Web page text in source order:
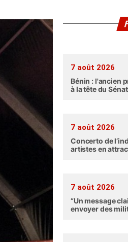
7 août 2026
Bénin : l'ancien
à la tête du Sénat
7 août 2026
Concerto de
artistes en
7 août 2026
“Un message
envoyer des